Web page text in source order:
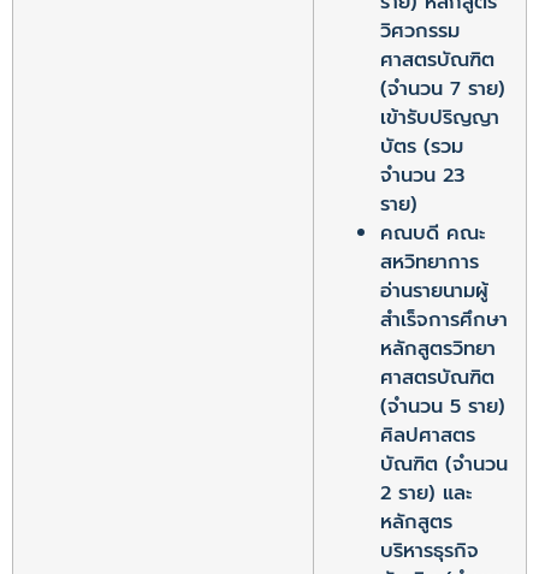
วิศวกรรม
ศาสตรบัณฑิต
(จำนวน 7 ราย)
เข้ารับปริญญา
บัตร (รวม
จำนวน 23
ราย)
คณบดี คณะ
สหวิทยาการ
อ่านรายนามผู้
สำเร็จการศึกษา
หลักสูตรวิทยา
ศาสตรบัณฑิต
(จำนวน 5 ราย)
ศิลปศาสตร
บัณฑิต (จำนวน
2 ราย) และ
หลักสูตร
บริหารธุรกิจ